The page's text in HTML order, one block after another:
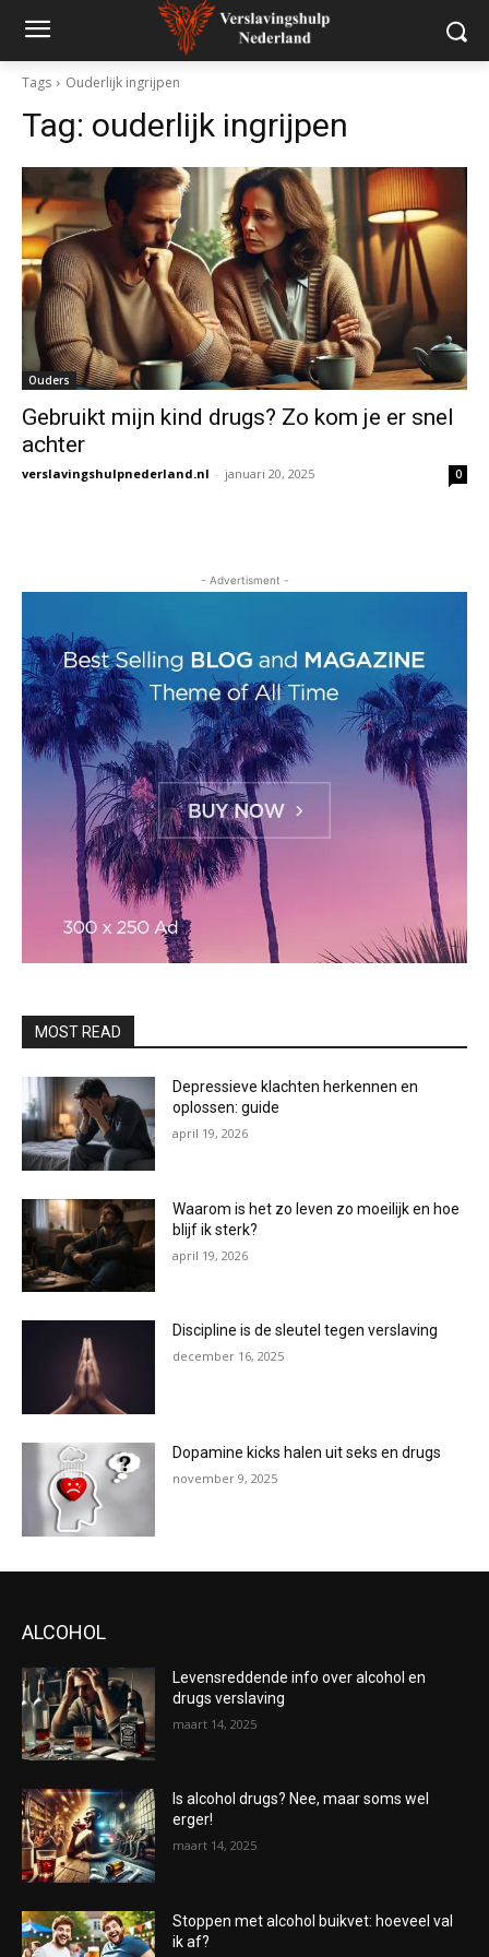
Tags Ouderlijk ingrijpen
Tag: ouderlijk ingrijpen
Ouders
Gebruikt mijn kind drugs? Zo kom je er snel
achter
verslavingshulpnederland.nl - januari 20, 2025 0
- Advertisment -
MOST READ
Depressieve klachten herkennen en
oplossen: guide
april 19, 2026
Waarom is het zo leven zo moeilijk en hoe
blijf ik sterk?
april 19, 2026
Discipline is de sleutel tegen verslaving
december 16, 2025
Dopamine kicks halen uit seks en drugs
november 9, 2025
ALCOHOL
Levensreddende info over alcohol en
drugs verslaving
maart 14, 2025
Is alcohol drugs? Nee, maar soms wel
erger!
maart 14, 2025
Stoppen met alcohol buikvet: hoeveel val
ik af?